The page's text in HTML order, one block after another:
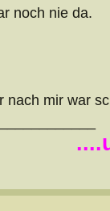
noch nie da.
nach mir war